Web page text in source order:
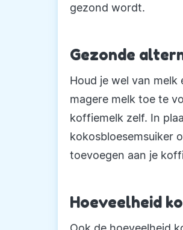
gezond wordt.
Gezonde
Houd je wel van
magere melk toe te
koffiemelk zelf. In
kokosbloesemsuiker
toevoegen aan je
Hoeveelheid